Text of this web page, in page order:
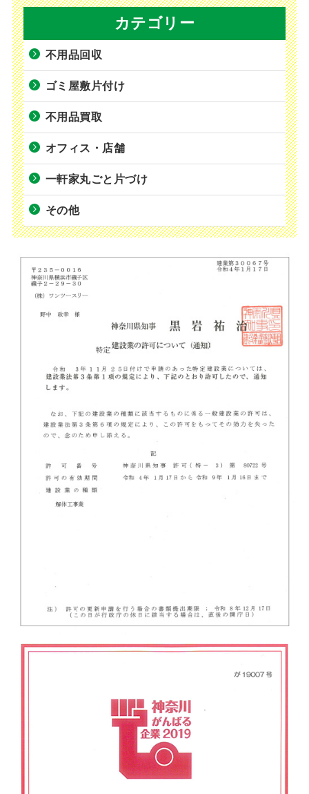
カテゴリー
不用品回収
ゴミ屋敷片付け
不用品買取
オフィス・店舗
一軒家丸ごと片づけ
その他